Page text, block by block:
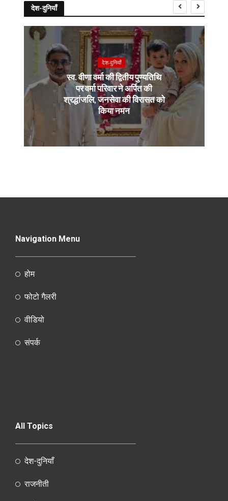
देश-दुनियाँ
देश-दुनियाँ
स्व. वीणा वर्मा की द्वितीय पुण्यतिथि
पर वर्मा परिवार ने अर्पित की
श्रद्धांजलि, जनसेवा की विरासत को
किया नमन
Navigation Menu
होम
फोटो गैलरी
वीडियो
संपर्क
All Topics
देश-दुनियाँ
राजनीती